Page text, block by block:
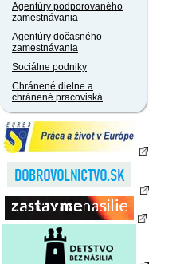
Agentúry podporovaného
zamestnávania
Agentúry dočasného
zamestnávania
Sociálne podniky
Chránené dielne a
chránené pracoviská